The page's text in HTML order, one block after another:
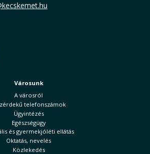
Városunk
A városról
telefonszámok
Ügyintézés
Egészségügy
és gyermekjóléti ellátás
Oktatás, nevelés
Közlekedés